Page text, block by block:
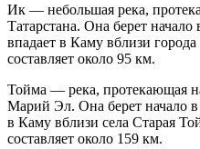
Ик — небольшая река,
Татарстана. Она берет
впадает в Каму вблизи
составляет около 95 км.
Тойма — река, протекающая
Марий Эл. Она берет начало
в Каму вблизи села Старая
составляет около 159 км.